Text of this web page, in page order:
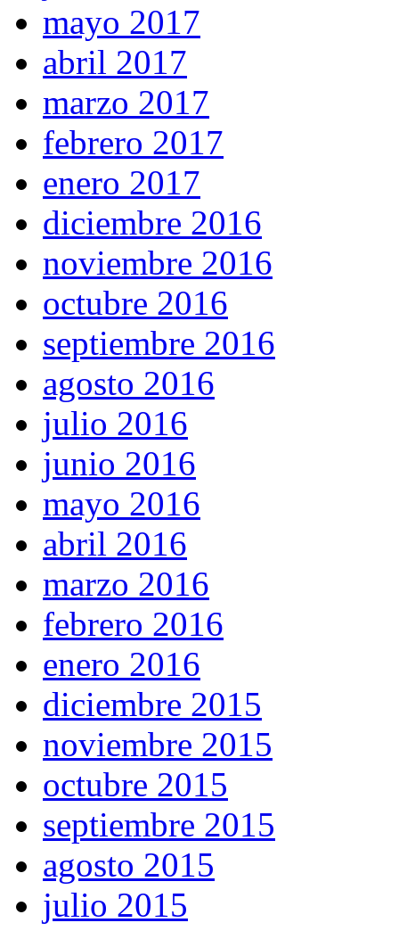
mayo 2017
abril 2017
marzo 2017
febrero 2017
enero 2017
diciembre 2016
noviembre 2016
octubre 2016
septiembre 2016
agosto 2016
julio 2016
junio 2016
mayo 2016
abril 2016
marzo 2016
febrero 2016
enero 2016
diciembre 2015
noviembre 2015
octubre 2015
septiembre 2015
agosto 2015
julio 2015